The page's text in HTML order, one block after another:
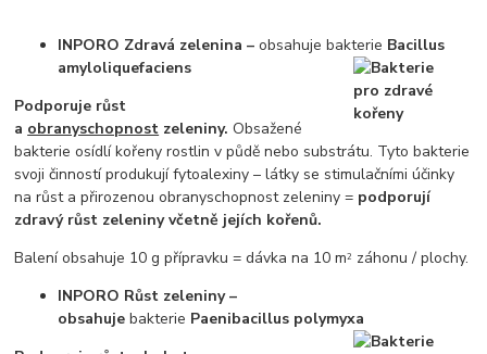
INPORO Zdravá zelenina –obsahuje bakterie Bacillus
amyloliquefaciens
Podporuje růst
a obranyschopnost zeleniny. Obsažené
bakterie osídlí kořeny rostlin v půdě nebo substrátu. Tyto bakterie
svoji činností produkují fytoalexiny – látky se stimulačními účinky
na růst a přirozenou obranyschopnost zeleniny = podporují
zdravý růst zeleniny včetně jejích kořenů.
Balení obsahuje 10 g přípravku = dávka na 10 m2 záhonu / plochy.
INPORO Růst zeleniny –
obsahujebakterie Paenibacillus polymyxa